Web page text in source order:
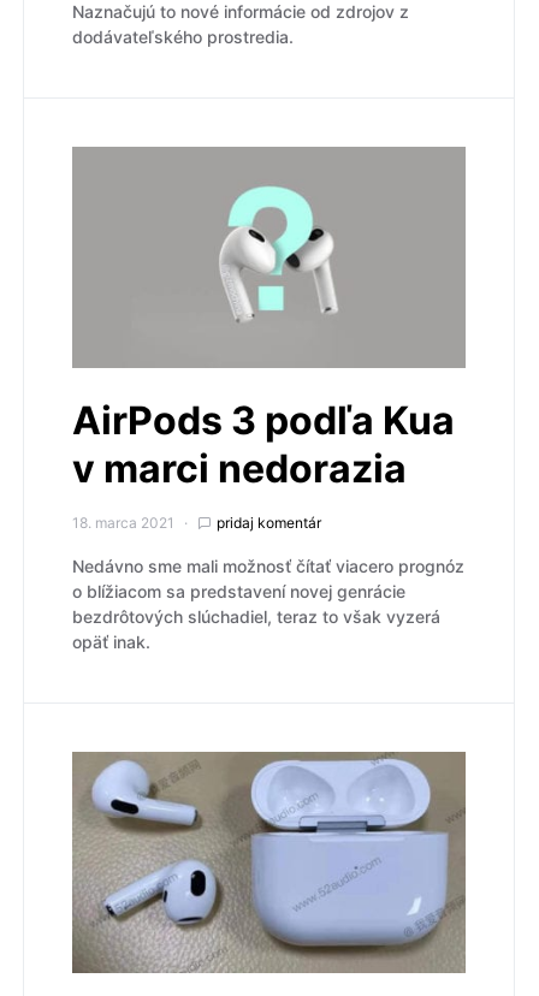
Naznačujú to nové informácie od zdrojov z
dodávateľského prostredia.
AirPods 3 podľa Kua
v marci nedorazia
18. marca 2021 pridaj komentár
Nedávno sme mali možnosť čítať viacero prognóz
o blížiacom sa predstavení novej genrácie
bezdrôtových slúchadiel, teraz to však vyzerá
opäť inak.